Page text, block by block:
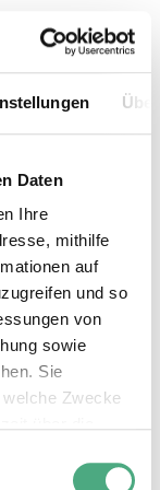
Daten
Ihre
mithilfe
auf
und so
von
sowie
Sie
Zwecke
Hütte mit
Hütte | Karl
©